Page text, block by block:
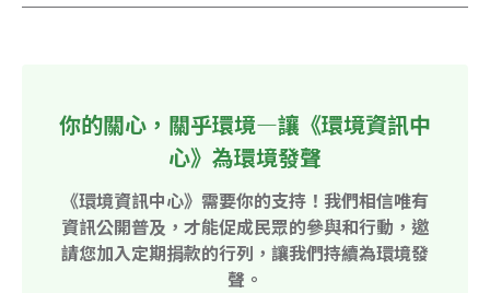
你的關心，關乎環境—讓《環境資訊中
心》為環境發聲
《環境資訊中心》需要你的支持！我們相信唯有
資訊公開普及，才能促成民眾的參與和行動，邀
請您加入定期捐款的行列，讓我們持續為環境發
聲。